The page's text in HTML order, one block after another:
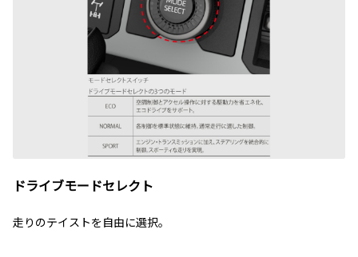
ドライブモードセレクト
走りのテイストを自由に選択。